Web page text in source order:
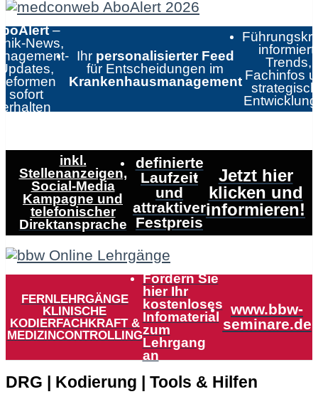
–
News,
sofort
erhalten
Ihr personalisierter Feed
für Entscheidungen im
Krankenhausmanagement
informiert:
Trends,
Fachinfos
inkl.
Stellenanzeigen,
Social-Media
Kampagne und
telefonischer
Direktansprache
definierte
Laufzeit
und
attraktiver
Festpreis
Jetzt hier
klicken und
informieren!
FERNLEHRGÄNGE
KLINISCHE
KODIERFACHKRAFT &
MEDIZINCONTROLLING
Fordern Sie
hier Ihr
kostenloses
Infomaterial
zum
Lehrgang
an
www.bbw-
seminare.de
DRG | Kodierung | Tools & Hilfen